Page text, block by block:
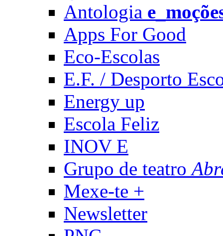
Antologia
Apps For Good
Eco-Escolas
E.F. / Desporto
Energy up
Escola Feliz
INOV E
Grupo de teatro
Mexe-te +
Newsletter